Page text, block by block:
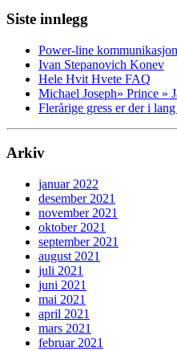
Siste innlegg
Power-line kommunikasjon
Ivan Stepanovich Konev
Hele Hvit Hvete FAQ
Michael Joseph» Prince »
Flerårige gress er der i
Arkiv
januar 2022
desember 2021
november 2021
oktober 2021
september 2021
august 2021
juli 2021
juni 2021
mai 2021
april 2021
mars 2021
februar 2021